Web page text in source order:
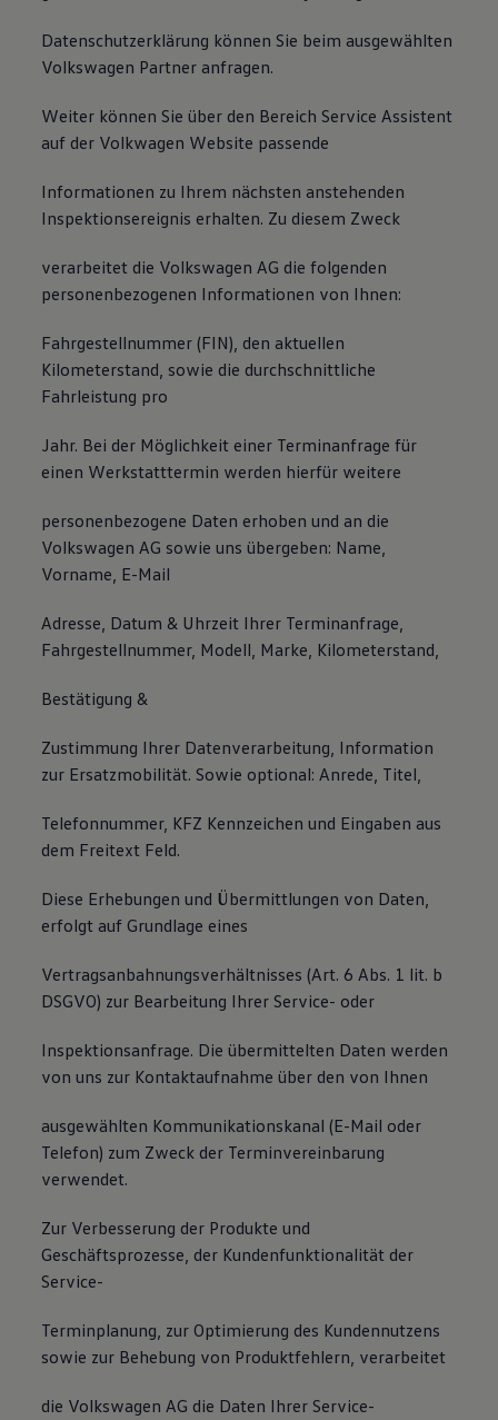
Datenschutzerklärung können Sie beim ausgewählten
Volkswagen Partner anfragen.
Weiter können Sie über den Bereich Service Assistent
auf der Volkwagen Website passende
Informationen zu Ihrem nächsten anstehenden
Inspektionsereignis erhalten. Zu diesem Zweck
verarbeitet die Volkswagen AG die folgenden
personenbezogenen Informationen von Ihnen:
Fahrgestellnummer (FIN), den aktuellen
Kilometerstand, sowie die durchschnittliche
Fahrleistung pro
Jahr. Bei der Möglichkeit einer Terminanfrage für
einen Werkstatttermin werden hierfür weitere
personenbezogene Daten erhoben und an die
Volkswagen AG sowie uns übergeben: Name,
Vorname, E-Mail
Adresse, Datum & Uhrzeit Ihrer Terminanfrage,
Fahrgestellnummer, Modell, Marke, Kilometerstand,
Bestätigung &
Zustimmung Ihrer Datenverarbeitung, Information
zur Ersatzmobilität. Sowie optional: Anrede, Titel,
Telefonnummer, KFZ Kennzeichen und Eingaben aus
dem Freitext Feld.
Diese Erhebungen und Übermittlungen von Daten,
erfolgt auf Grundlage eines
Vertragsanbahnungsverhältnisses (Art. 6 Abs. 1 lit. b
DSGVO) zur Bearbeitung Ihrer Service- oder
Inspektionsanfrage. Die übermittelten Daten werden
von uns zur Kontaktaufnahme über den von Ihnen
ausgewählten Kommunikationskanal (E-Mail oder
Telefon) zum Zweck der Terminvereinbarung
verwendet.
Zur Verbesserung der Produkte und
Geschäftsprozesse, der Kundenfunktionalität der
Service-
Terminplanung, zur Optimierung des Kundennutzens
sowie zur Behebung von Produktfehlern, verarbeitet
die Volkswagen AG die Daten Ihrer Service-